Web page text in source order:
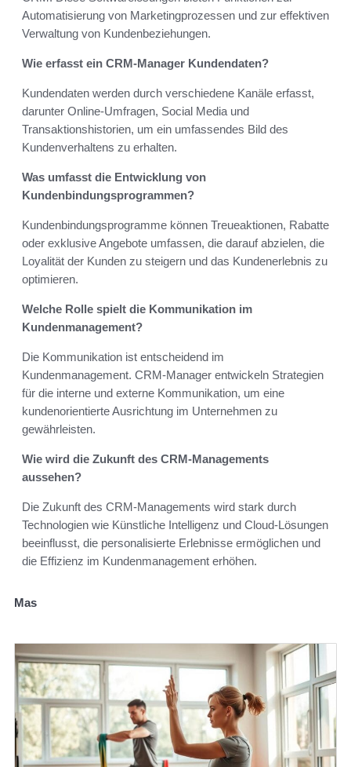
Automatisierung von Marketingprozessen und zur effektiven
Verwaltung von Kundenbeziehungen.
Wie erfasst ein CRM-Manager Kundendaten?
Kundendaten werden durch verschiedene Kanäle erfasst,
darunter Online-Umfragen, Social Media und
Transaktionshistorien, um ein umfassendes Bild des
Kundenverhaltens zu erhalten.
Was umfasst die Entwicklung von
Kundenbindungsprogrammen?
Kundenbindungsprogramme können Treueaktionen, Rabatte
oder exklusive Angebote umfassen, die darauf abzielen, die
Loyalität der Kunden zu steigern und das Kundenerlebnis zu
optimieren.
Welche Rolle spielt die Kommunikation im
Kundenmanagement?
Die Kommunikation ist entscheidend im
Kundenmanagement. CRM-Manager entwickeln Strategien
für die interne und externe Kommunikation, um eine
kundenorientierte Ausrichtung im Unternehmen zu
gewährleisten.
Wie wird die Zukunft des CRM-Managements
aussehen?
Die Zukunft des CRM-Managements wird stark durch
Technologien wie Künstliche Intelligenz und Cloud-Lösungen
beeinflusst, die personalisierte Erlebnisse ermöglichen und
die Effizienz im Kundenmanagement erhöhen.
Mas